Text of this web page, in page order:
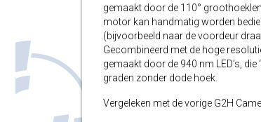
gemaakt door de 110°
motor kan handmatig worden
(bijvoorbeeld naar de voordeur
Gecombineerd met de hoge
gemaakt door de 940 nm LED’s,
graden zonder dode hoek.
Vergeleken met de vorige G2H